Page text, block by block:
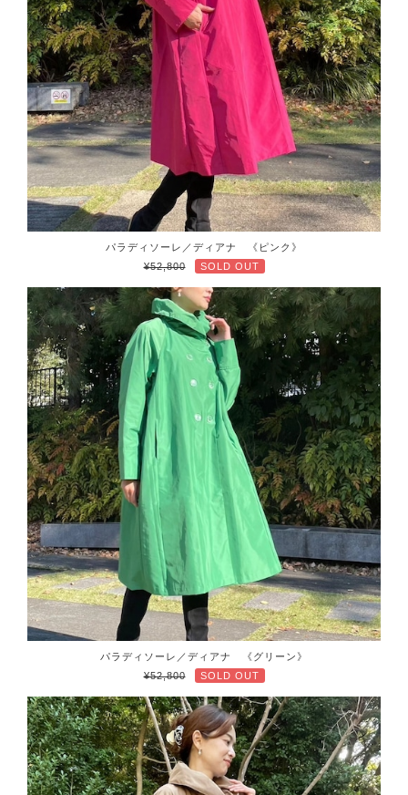
パラディソーレ／ディアナ 《ピンク》
¥52,800
SOLD OUT
パラディソーレ／ディアナ 《グリーン》
¥52,800
SOLD OUT